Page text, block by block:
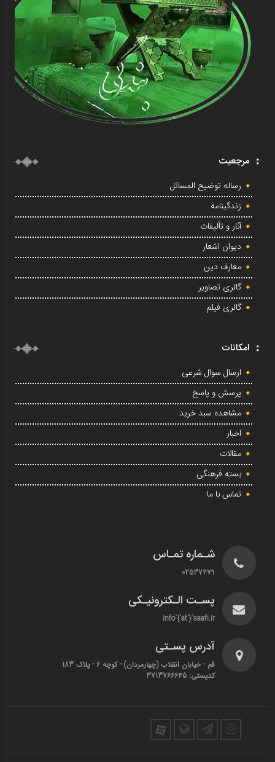
مرجعیت
رساله توضیح المسائل
زندگینامه
آثار و تألیفات
دیوان اشعار
معارف دین
گالری تصاویر
گالری فیلم
امکانات
ارسال سوال شرعی
پرسش و پاسخ
مشاهده سبد خرید
اخبار
مقالات
بسته فرهنگی
تماس با ما
شـماره تمـاس
02537479
پسـت الـکترونیـکی
info`{`at`}`saafi.ir
آدرس پسـتی
قم - خیابان انقلاب (چهارمردان)‌ - کوچه 6 - پلاک 183
کدپستی: 3713766645